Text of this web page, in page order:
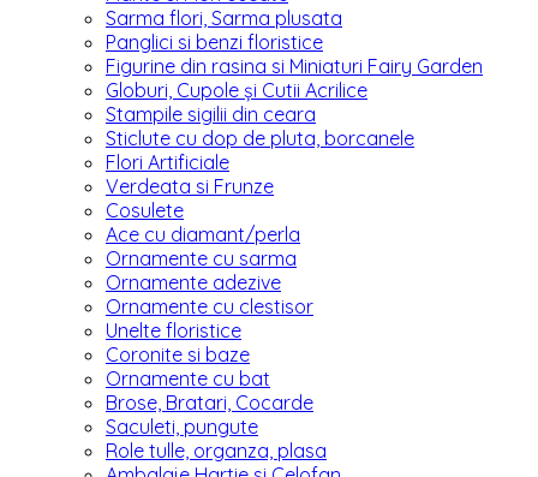
Sarma flori, Sarma plusata
Panglici si benzi floristice
Figurine din rasina si Miniaturi Fairy Garden
Globuri, Cupole și Cutii Acrilice
Stampile sigilii din ceara
Sticlute cu dop de pluta, borcanele
Flori Artificiale
Verdeata si Frunze
Cosulete
Ace cu diamant/perla
Ornamente cu sarma
Ornamente adezive
Ornamente cu clestisor
Unelte floristice
Coronite si baze
Ornamente cu bat
Brose, Bratari, Cocarde
Saculeti, pungute
Role tulle, organza, plasa